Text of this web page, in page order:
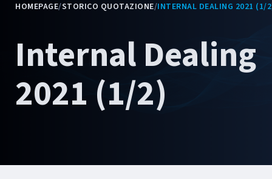
HOMEPAGE/STORICO QUOTAZIONE/INTERNAL DEALING 2021 (1/
Internal Dealing
2021 (1/2)